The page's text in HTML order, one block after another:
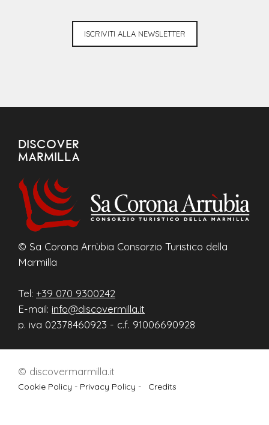
ISCRIVITI ALLA NEWSLETTER
DISCOVER
MARMILLA
© Sa Corona Arrùbia Consorzio Turistico della
Marmilla
Tel: +39 070 9300242
E-mail: info@discovermilla.it
p. iva 02378460923 - c.f. 91006690928
© discovermarmilla.it
Cookie Policy - Privacy Policy - Credits